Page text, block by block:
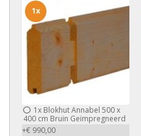
1x Blokhut Annabel 500 x
400 cm Bruin Geïmpregneerd
+€ 990,00
1x